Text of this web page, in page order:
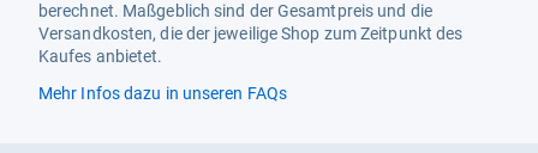
berechnet. Maßgeblich sind der Gesamtpreis und die
Versandkosten, die der jeweilige Shop zum Zeitpunkt des
Kaufes anbietet.
Mehr Infos dazu in unseren FAQs